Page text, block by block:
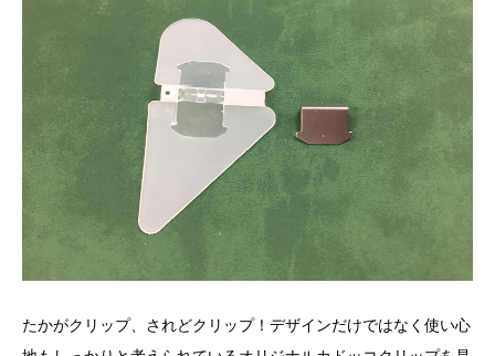
たかがクリップ、されどクリップ！デザインだけではなく使い心